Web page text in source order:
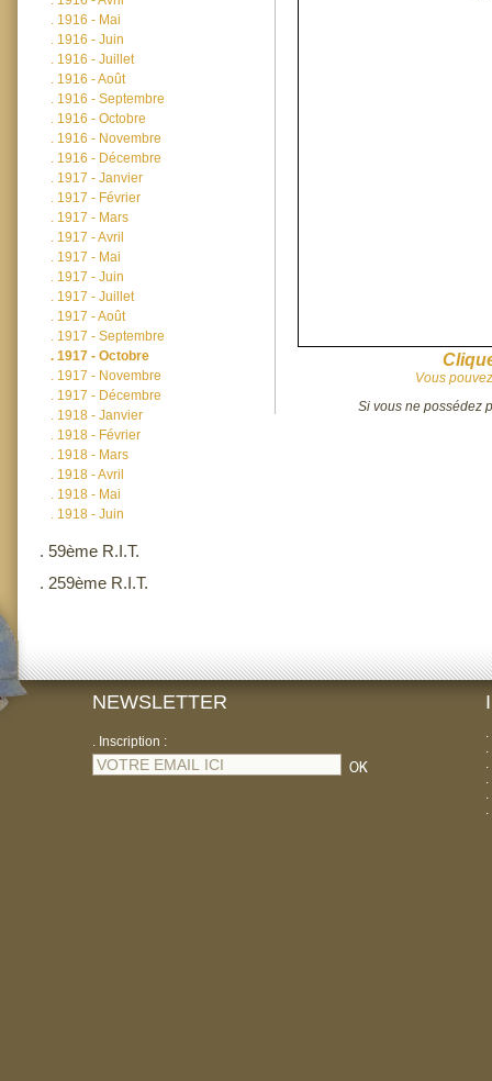
. 1916 - Mai
. 1916 - Juin
. 1916 - Juillet
. 1916 - Août
. 1916 - Septembre
. 1916 - Octobre
. 1916 - Novembre
. 1916 - Décembre
. 1917 - Janvier
. 1917 - Février
. 1917 - Mars
. 1917 - Avril
. 1917 - Mai
. 1917 - Juin
. 1917 - Juillet
. 1917 - Août
. 1917 - Septembre
. 1917 - Octobre
. 1917 - Novembre
. 1917 - Décembre
. 1918 - Janvier
. 1918 - Février
. 1918 - Mars
. 1918 - Avril
. 1918 - Mai
. 1918 - Juin
. 59ème R.I.T.
. 259ème R.I.T.
Vous
Si vous ne possédez
NEWSLETTER
. Inscription :
.
.
.
.
.
.